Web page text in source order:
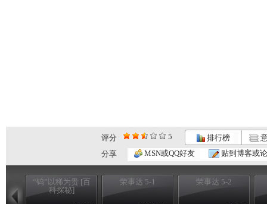
评分 5 排行榜
分享
MSN或QQ好友 贴到博客或
“钨”以稀为贵 [百
科探秘]
荣事达 5-1 荣事达 5-2